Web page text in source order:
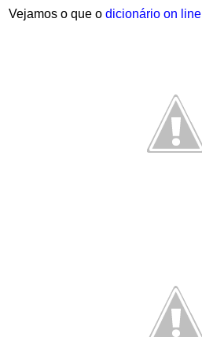
Vejamos o que o dicionário on line